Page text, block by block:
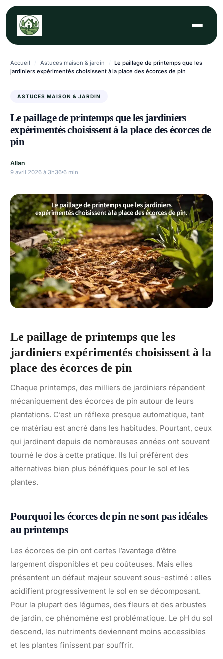
Aller
contenu
Accueil / Astuces maison & jardin /
Le paillage de printemps que les
jardiniers expérimentés choisissent à la place des écorces de pin
ASTUCES MAISON & JARDIN
Le paillage de printemps que les jardiniers
expérimentés choisissent à la place des écorces de
pin
Allan
9 avril 2026 à 3h36 6 min
Le paillage de printemps que les
jardiniers expérimentés choisissent à la
place des écorces de pin
Chaque printemps, des milliers de jardiniers répandent
mécaniquement des écorces de pin autour de leurs
plantations. C’est un réflexe presque automatique, tant
ce matériau est ancré dans les habitudes. Pourtant, ceux
qui jardinent depuis de nombreuses années ont souvent
tourné le dos à cette pratique. Ils lui préfèrent des
alternatives bien plus bénéfiques pour le sol et les
plantes.
Pourquoi les écorces de pin ne sont pas idéales
au printemps
Les écorces de pin ont certes l’avantage d’être
largement disponibles et peu coûteuses. Mais elles
présentent un défaut majeur souvent sous-estimé : elles
acidifient progressivement le sol en se décomposant.
Pour la plupart des légumes, des fleurs et des arbustes
de jardin, ce phénomène est problématique. Le pH du sol
descend, les nutriments deviennent moins accessibles
et les plantes finissent par souffrir.